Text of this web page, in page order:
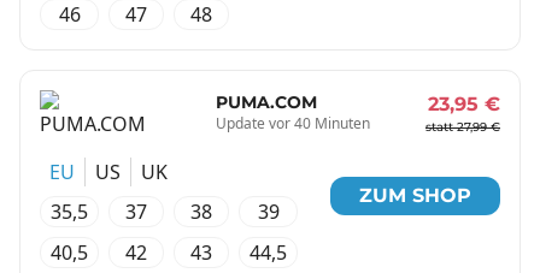
46
47 48
PUMA.COM
Update vor 40 Minuten
23,95 €
statt 27,99 €
EU US
UK
35,5
37 38
39
40,5
42 43
44,5
ZUM SHOP